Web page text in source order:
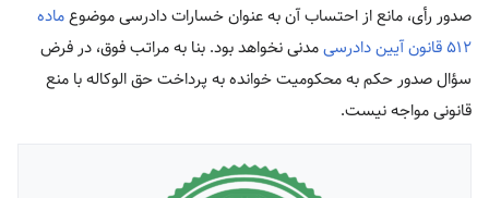
صدور رأی، مانع از احتساب آن به عنوان خسارات دادرسی موضوعماده
۵۱۲ قانون آیین دادرسی
مدنی نخواهد بود. بنا به مراتب فوق، در فرض
سؤال صدور حکم به محکومیت خوانده به پرداخت حق الوکاله با منع
قانونی مواجه نیست.